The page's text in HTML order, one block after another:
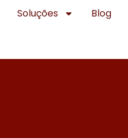
Soluções Blog